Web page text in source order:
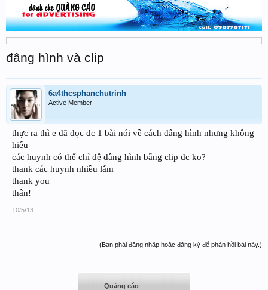
đâng hình và clip
6a4thcsphanchutrinh
Active Member
thực ra thì e đã đọc đc 1 bài nói về cách đâng hình nhưng không
hiểu
các huynh có thể chỉ đệ đâng hình bằng clip đc ko?
thank các huynh nhiều lắm
thank you
thân!
10/5/13
(Bạn phải đăng nhập hoặc đăng ký để phản hồi bài này.)
Quảng cáo